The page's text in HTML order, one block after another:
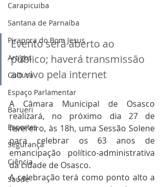
Carapicuiba
Santana de Parnaíba
Pirapora do Bom Jesus
Artigos
Cultura
Espaço Parlamentar
Barueri
Esportes
Segurança
Ciência
Saúde
Evento será aberto ao
público; haverá transmissão
ao vivo pela internet
A Câmara Municipal de Osasco
realizará, no próximo dia 27 de
fevereiro, às 18h, uma Sessão Solene
para celebrar os 63 anos de
emancipação político-administrativa
da cidade de Osasco.
A celebração terá como ponto alto a